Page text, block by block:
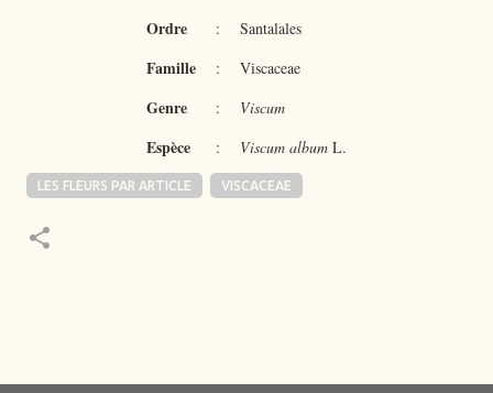
Ordre : Santalales
Famille : Viscaceae
Genre : Viscum
Espèce : Viscum album L.
LES FLEURS PAR ARTICLE VISCACEAE